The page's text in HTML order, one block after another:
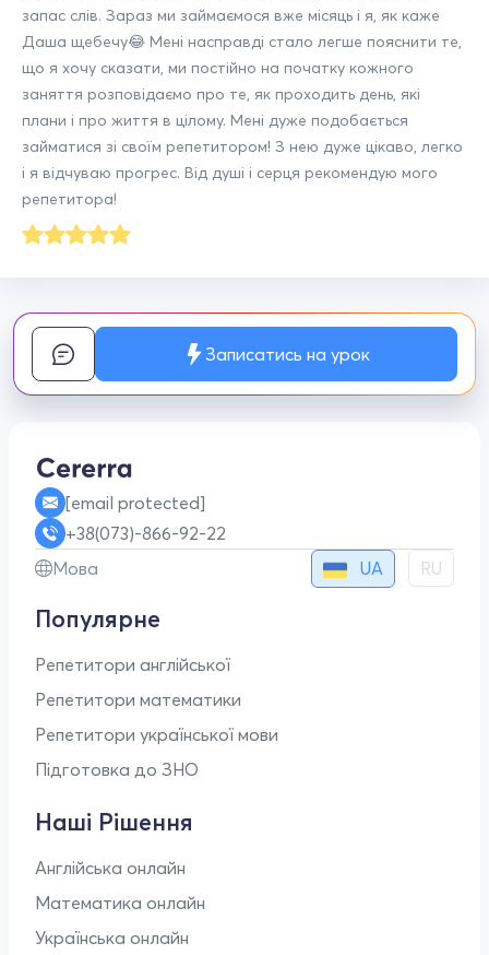
запас слів. Зараз ми займаємося вже місяць і я, як каже
Даша щебечу😂 Мені насправді стало легше пояснити те,
що я хочу сказати, ми постійно на початку кожного
заняття розповідаємо про те, як проходить день, які
плани і про життя в цілому. Мені дуже подобається
займатися зі своїм репетитором! З нею дуже цікаво, легко
і я відчуваю прогрес. Від душі і серця рекомендую мого
репетитора!
Записатись на урок
[email protected]
+38(073)-866-92-22
Мова
UA RU
Популярне
Репетитори англійської
Репетитори математики
Репетитори української мови
Підготовка до ЗНО
Наші Рішення
Англійська онлайн
Математика онлайн
Українська онлайн